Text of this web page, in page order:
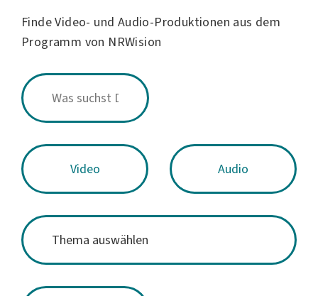
Finde Video- und Audio-Produktionen aus dem
Programm von NRWision
Video Audio